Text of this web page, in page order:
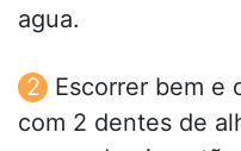
agua.
Escorrer bem e
com 2 dentes de